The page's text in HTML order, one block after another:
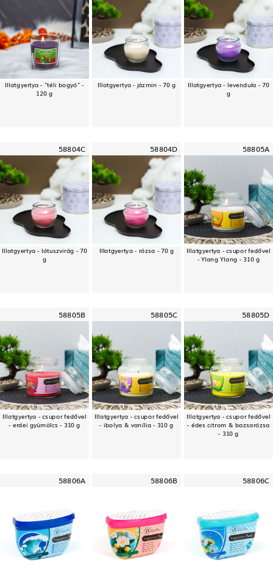
Illatgyertya - "téli bogyó" -
120 g
Illatgyertya - jázmin - 70 g Illatgyertya - levendula - 70
g
58804C
Illatgyertya - lótuszvirág - 70
g
58804D
Illatgyertya - rózsa - 70 g
58805A
Illatgyertya - csupor fedővel
- Ylang Ylang - 310 g
58805B
Illatgyertya - csupor fedővel
- erdei gyümölcs - 310 g
58805C
Illatgyertya - csupor fedővel
- ibolya & vanília - 310 g
58805D
Illatgyertya - csupor fedővel
- édes citrom & bazsarózsa
- 310 g
58806A 58806B 58806C